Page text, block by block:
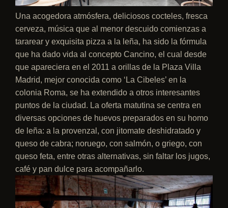
Una acogedora atmósfera, deliciosos cocteles, fresca
cerveza, música que al menor descuido comienzas a
tararear y exquisita pizza a la leña, ha sido la fórmula
que ha dado vida al concepto Cancino, el cual desde
que apareciera en el 2011 a orillas de la Plaza Villa
Madrid, mejor conocida como ‘La Cibeles’ en la
colonia Roma, se ha extendido a otros interesantes
puntos de la ciudad. La oferta matutina se centra en
diversas opciones de huevos preparados en su homo
de leña: a la provenzal, con jitomate deshidratado y
queso de cabra; noruego, con salmón, o griego, con
queso feta, entre otras alternativas, sin faltar los jugos,
café y pan dulce para acompañarlo.